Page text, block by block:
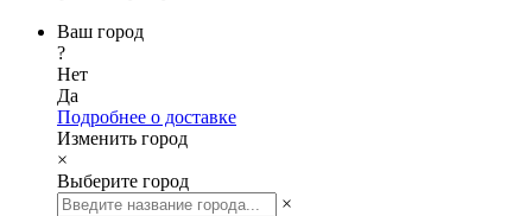
Ваш город
?
Нет
Да
Подробнее о доставке
Изменить город
×
Выберите город
×